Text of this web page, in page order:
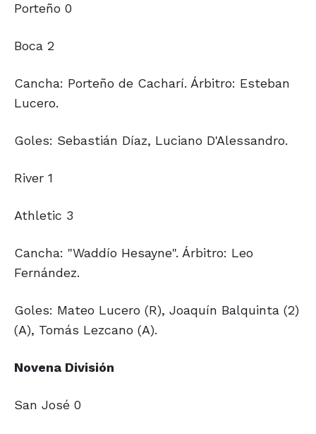
Porteño 0
Boca 2
Cancha: Porteño de Cacharí. Árbitro: Esteban
Lucero.
Goles: Sebastián Díaz, Luciano D'Alessandro.
River 1
Athletic 3
Cancha: "Waddío Hesayne". Árbitro: Leo
Fernández.
Goles: Mateo Lucero (R), Joaquín Balquinta (2)
(A), Tomás Lezcano (A).
Novena División
San José 0